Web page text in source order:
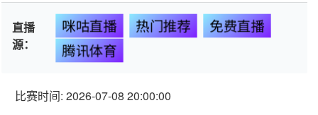
直播
源：
咪咕直播 热门推荐
免费直播
腾讯体育
比赛时间: 2026-07-08 20:00:00